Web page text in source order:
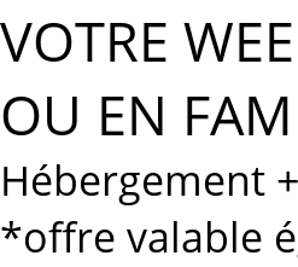
VOTRE
OU EN
Hébergement
*offre valable